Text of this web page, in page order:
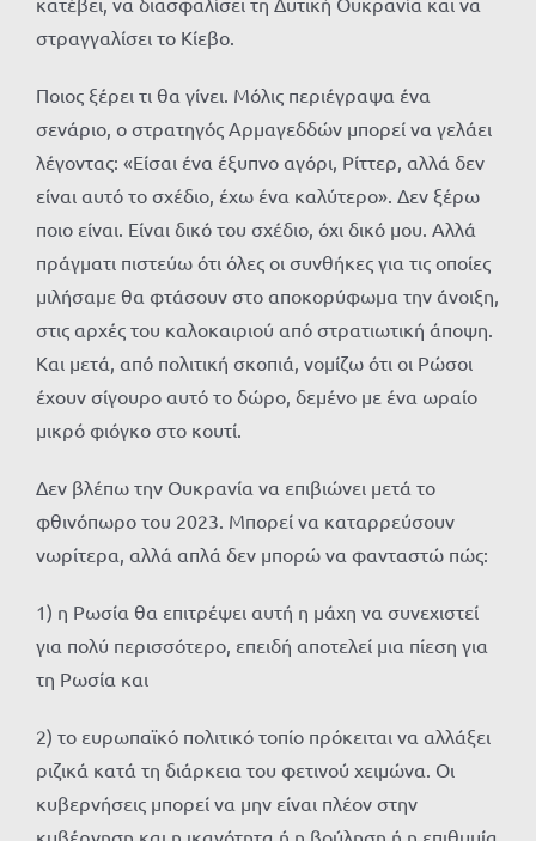
στραγγαλίσει το Κίεβο.
Ποιος ξέρει τι θα γίνει. Μόλις περιέγραψα ένα
σενάριο, ο στρατηγός Αρμαγεδδών μπορεί να γελάει
λέγοντας: «Είσαι ένα έξυπνο αγόρι, Ρίττερ, αλλά δεν
είναι αυτό το σχέδιο, έχω ένα καλύτερο». Δεν ξέρω
ποιο είναι. Είναι δικό του σχέδιο, όχι δικό μου. Αλλά
πράγματι πιστεύω ότι όλες οι συνθήκες για τις οποίες
μιλήσαμε θα φτάσουν στο αποκορύφωμα την άνοιξη,
στις αρχές του καλοκαιριού από στρατιωτική άποψη.
Και μετά, από πολιτική σκοπιά, νομίζω ότι οι Ρώσοι
έχουν σίγουρο αυτό το δώρο, δεμένο με ένα ωραίο
μικρό φιόγκο στο κουτί.
Δεν βλέπω την Ουκρανία να επιβιώνει μετά το
φθινόπωρο του 2023. Μπορεί να καταρρεύσουν
νωρίτερα, αλλά απλά δεν μπορώ να φανταστώ πώς:
1) η Ρωσία θα επιτρέψει αυτή η μάχη να συνεχιστεί
για πολύ περισσότερο, επειδή αποτελεί μια πίεση για
τη Ρωσία και
2) το ευρωπαϊκό πολιτικό τοπίο πρόκειται να αλλάξει
ριζικά κατά τη διάρκεια του φετινού χειμώνα. Οι
κυβερνήσεις μπορεί να μην είναι πλέον στην
κυβέρνηση και η ικανότητα ή η βούληση ή η επιθυμία